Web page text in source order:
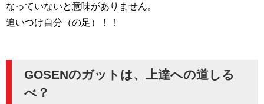
なっていないと意味がありません。
追いつけ自分（の足）！！
GOSENのガットは、上達への道しる
べ？